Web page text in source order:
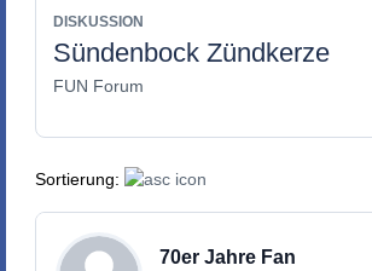
DISKUSSION
Sündenbock Zündkerze
FUN Forum
Sortierung:
70er Jahre Fan